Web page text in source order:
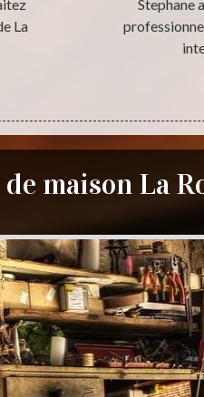
La
Stephane
maison La